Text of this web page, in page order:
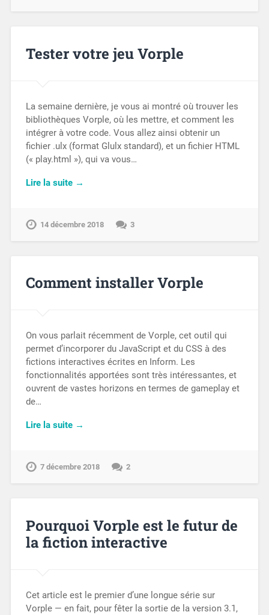
Tester votre jeu Vorple
La semaine dernière, je vous ai montré où trouver les
bibliothèques Vorple, où les mettre, et comment les
intégrer à votre code. Vous allez ainsi obtenir un
fichier .ulx (format Glulx standard), et un fichier HTML
(« play.html »), qui va vous…
Lire la suite →
14 décembre 2018 3
Comment installer Vorple
On vous parlait récemment de Vorple, cet outil qui
permet d’incorporer du JavaScript et du CSS à des
fictions interactives écrites en Inform. Les
fonctionnalités apportées sont très intéressantes, et
ouvrent de vastes horizons en termes de gameplay et
de…
Lire la suite →
7 décembre 2018 2
Pourquoi Vorple est le futur de
la fiction interactive
Cet article est le premier d’une longue série sur
Vorple — en fait, pour fêter la sortie de la version 3.1,